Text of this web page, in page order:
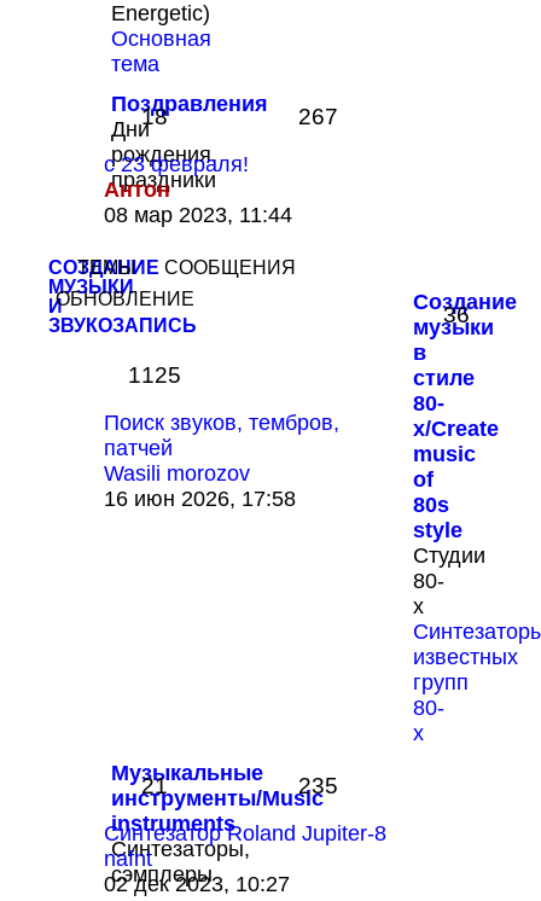
Energetic)
Основная
тема
Поздравления
Дни
рождения,
праздники
18 267
с 23 февраля!
Антон
Перейти
последнему
сообщению
08 мар 2023, 11:44
СОЗДАНИЕ
МУЗЫКИ
И
ЗВУКОЗАПИСЬ
ТЕМЫ
СООБЩЕНИЯ
ОБНОВЛЕНИЕ
Создание
музыки
в
стиле
80-
х/Create
music
of
80s
style
Студии
80-
х
известных
групп
80-
х
36
1125
Поиск звуков, тембров,
патчей
Wasili morozov
Перейти
16 июн 2026, 17:58
Музыкальные
инструменты/Music
instruments
Синтезаторы,
сэмплеры
21 235
Синтезатор Roland Jupiter-8
nafnt
Перейти
02 дек 2023, 10:27